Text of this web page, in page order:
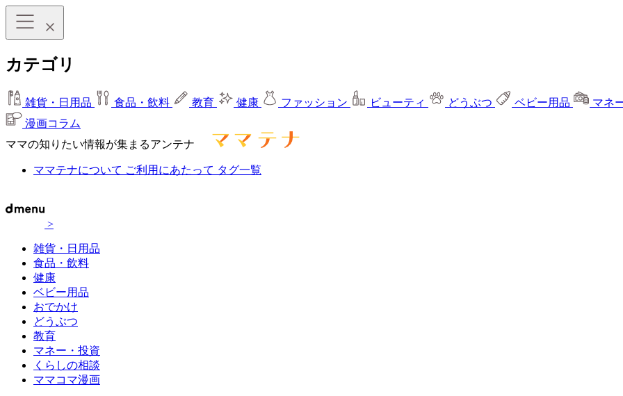
カテゴリ
雑貨・日用品 食品・飲料 教育 健康 ファッション ビューティ どうぶつ ベビー用品
マネ
漫画コラム
ママの知りたい情報が集まるアンテナ
ママテナについて ご利用にあたって タグ一覧
>
雑貨・日用品
食品・飲料
健康
ベビー用品
おでかけ
どうぶつ
教育
マネー・投資
くらしの相談
ママコマ漫画